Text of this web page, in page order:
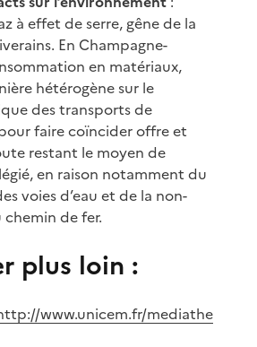
à effet de serre, gêne de la
En Champagne-
en matériaux,
hétérogène sur le
des transports de
faire coïncider offre et
restant le moyen de
en raison notamment du
voies d’eau et de la non-
de fer.
plus loin :
www.unicem.fr/mediathe